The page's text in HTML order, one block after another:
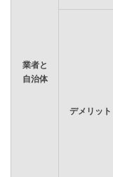
業者と
自治体
デメリット